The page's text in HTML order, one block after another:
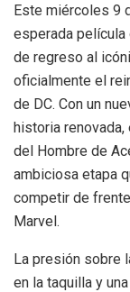
Este miércoles 9
esperada película
de regreso al
oficialmente el
de DC. Con un
historia
del Hombre de
ambiciosa etapa
competir de
Marvel.
La presión sobre
en la taquilla y